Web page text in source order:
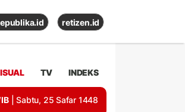
retizen.id
TV INDEKS
| Sabtu, 25 Safar 1448